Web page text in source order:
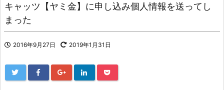
キャッツ【ヤミ金】に申し込み個人情報を送ってし
まった
2016年9月27日 2019年1月31日